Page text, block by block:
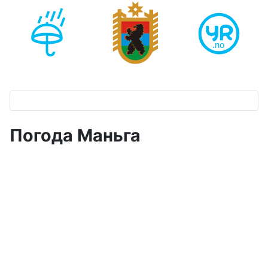
Погода Маньга